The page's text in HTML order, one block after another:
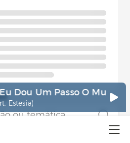
Dou Um Passo O Mundo
Estesia)